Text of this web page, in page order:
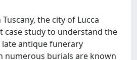
the city of Lucca
case study to understand the
antique funerary
numerous burials are known